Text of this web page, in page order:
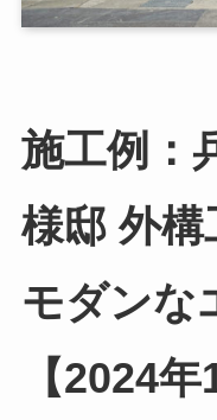
施工例：
様邸 外
モダンな
【2024年